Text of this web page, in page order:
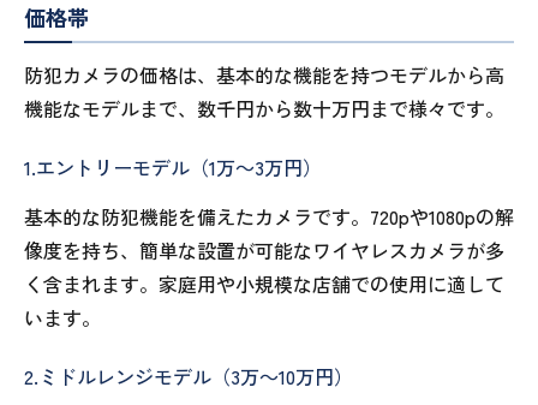
価格帯
防犯カメラの価格は、基本的な機能を持つモデルから高
機能なモデルまで、数千円から数十万円まで様々です。
1.エントリーモデル（1万～3万円）
基本的な防犯機能を備えたカメラです。720pや1080pの解
像度を持ち、簡単な設置が可能なワイヤレスカメラが多
く含まれます。家庭用や小規模な店舗での使用に適して
います。
2.ミドルレンジモデル（3万～10万円）